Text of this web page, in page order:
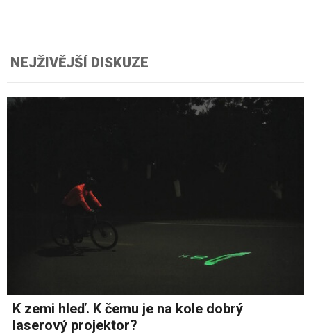
NEJŽIVĚJŠÍ DISKUZE
K zemi hleď. K čemu je na kole dobrý
laserový projektor?